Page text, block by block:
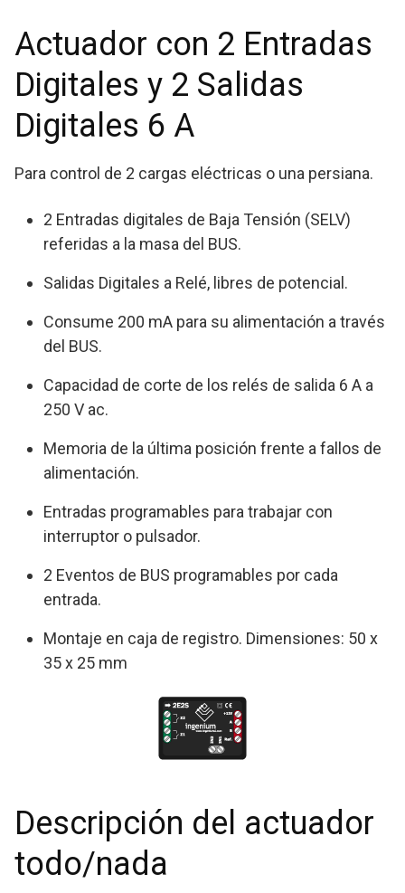
Actuador con 2 Entradas
Digitales y 2 Salidas
Digitales 6 A
Para control de 2 cargas eléctricas o una persiana.
2 Entradas digitales de Baja Tensión (SELV)
referidas a la masa del BUS.
Salidas Digitales a Relé, libres de potencial.
Consume 200 mA para su alimentación a través
del BUS.
Capacidad de corte de los relés de salida 6 A a
250 V ac.
Memoria de la última posición frente a fallos de
alimentación.
Entradas programables para trabajar con
interruptor o pulsador.
2 Eventos de BUS programables por cada
entrada.
Montaje en caja de registro. Dimensiones: 50 x
35 x 25 mm
Descripción del actuador
todo/nada